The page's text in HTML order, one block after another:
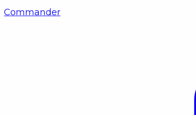
Commander